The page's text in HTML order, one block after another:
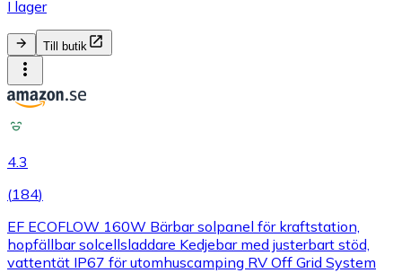
I lager
Till butik
4.3
(184)
EF ECOFLOW 160W Bärbar solpanel för kraftstation,
hopfällbar solcellsladdare Kedjebar med justerbart stöd,
vattentät IP67 för utomhuscamping RV Off Grid System